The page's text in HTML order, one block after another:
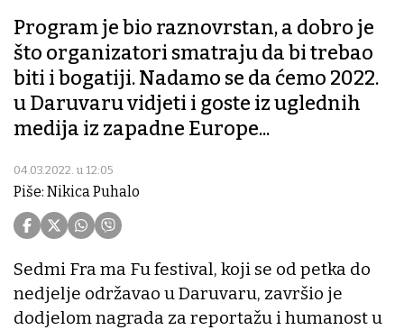
Program je bio raznovrstan, a dobro je
što organizatori smatraju da bi trebao
biti i bogatiji. Nadamo se da ćemo 2022.
u Daruvaru vidjeti i goste iz uglednih
medija iz zapadne Europe...
04.03.2022. u 12:05
Piše: Nikica Puhalo
Sedmi Fra ma Fu festival, koji se od petka do
nedjelje održavao u Daruvaru, završio je
dodjelom nagrada za reportažu i humanost u